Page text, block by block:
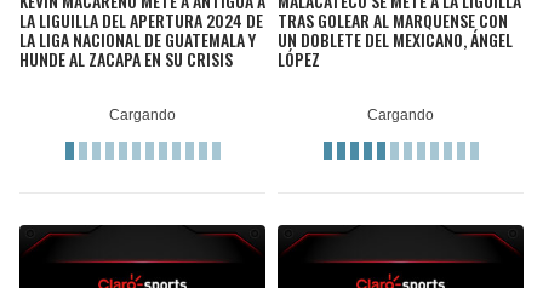
PANTHERS
JAZZ
LA LIGUILLA DEL APERTURA 2024 DE
LA LIGA NACIONAL DE GUATEMALA Y
HUNDE AL ZACAPA EN SU CRISIS
TRAS GOLEAR AL MARQUENSE CON
UN DOBLETE DEL MEXICANO, ÁNGEL
LÓPEZ